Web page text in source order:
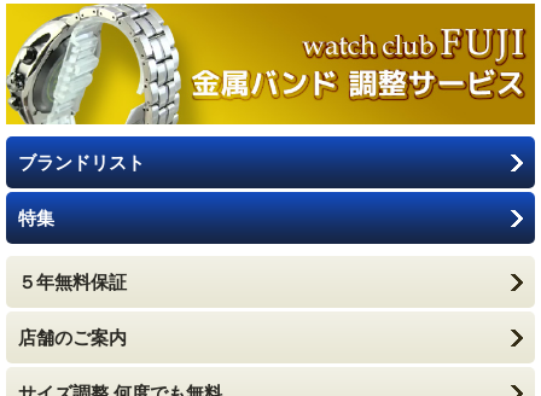
ブランドリスト
特集
５年無料保証
店舗のご案内